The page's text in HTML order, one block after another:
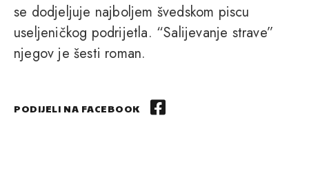
se dodjeljuje najboljem švedskom piscu
useljeničkog podrijetla. “Salijevanje strave”
njegov je šesti roman.
PODIJELI NA FACEBOOK